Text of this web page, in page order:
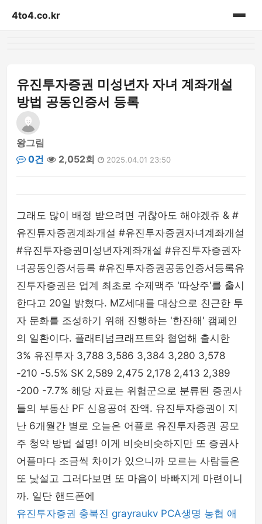
4to4.co.kr
유진투자증권 미성년자 자녀 계좌개설
방법 공동인증서 등록
왕그림
0건
2,052회 2025.04.01 23:50
그래도 많이 배정 받으려면 귀찮아도 해야겠쥬 & #
유진튜자증권계좌개설 #유진투자증권자녀계좌개설
#유진투자증권미성년자계좌개설 #유진투자증권자
녀공동인증서등록 #유진투자증권공동인증서등록유
진투자증권은 업계 최초로 수제맥주 '따상주'를 출시
한다고 20일 밝혔다. MZ세대를 대상으로 친근한 투
자 문화를 조성하기 위해 진행하는 '한잔해' 캠페인
의 일환이다. 플래티넘크래프트와 협업해 출시한
3% 유진투자 3,788 3,586 3,384 3,280 3,578
-210 -5.5% SK 2,589 2,475 2,178 2,413 2,389
-200 -7.7% 해당 자료는 위험군으로 분류된 증권사
들의 부동산 PF 신용공여 잔액. 유진투자증권이 지
난 6개월간 별로 오늘은 어플로 유진투자증권 공모
주 청약 방법 설명! 이게 비슷비슷하지만 또 증권사
어플마다 조금씩 차이가 있으니까 모르는 사람들은
또 낯설고 그러다보면 또 마음이 바빠지게 마련이니
까. 일단 핸드폰에
유진투자증권 충북진 grayraukv PCA생명 농협 애